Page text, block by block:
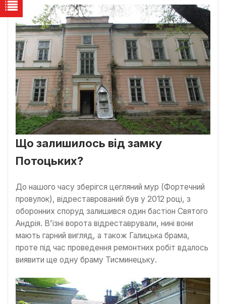
Що залишилось від замку
Потоцьких?
До нашого часу зберігся цегляний мур (Фортечний
провулок), відреставрований був у 2012 році, з
оборонних споруд залишився один бастіон Святого
Андрія. В’їзні ворота відреставрували, нині вони
мають гарний вигляд, а також Галицька брама,
проте під час проведення ремонтних робіт вдалось
виявити ще одну браму Тисминецьку.